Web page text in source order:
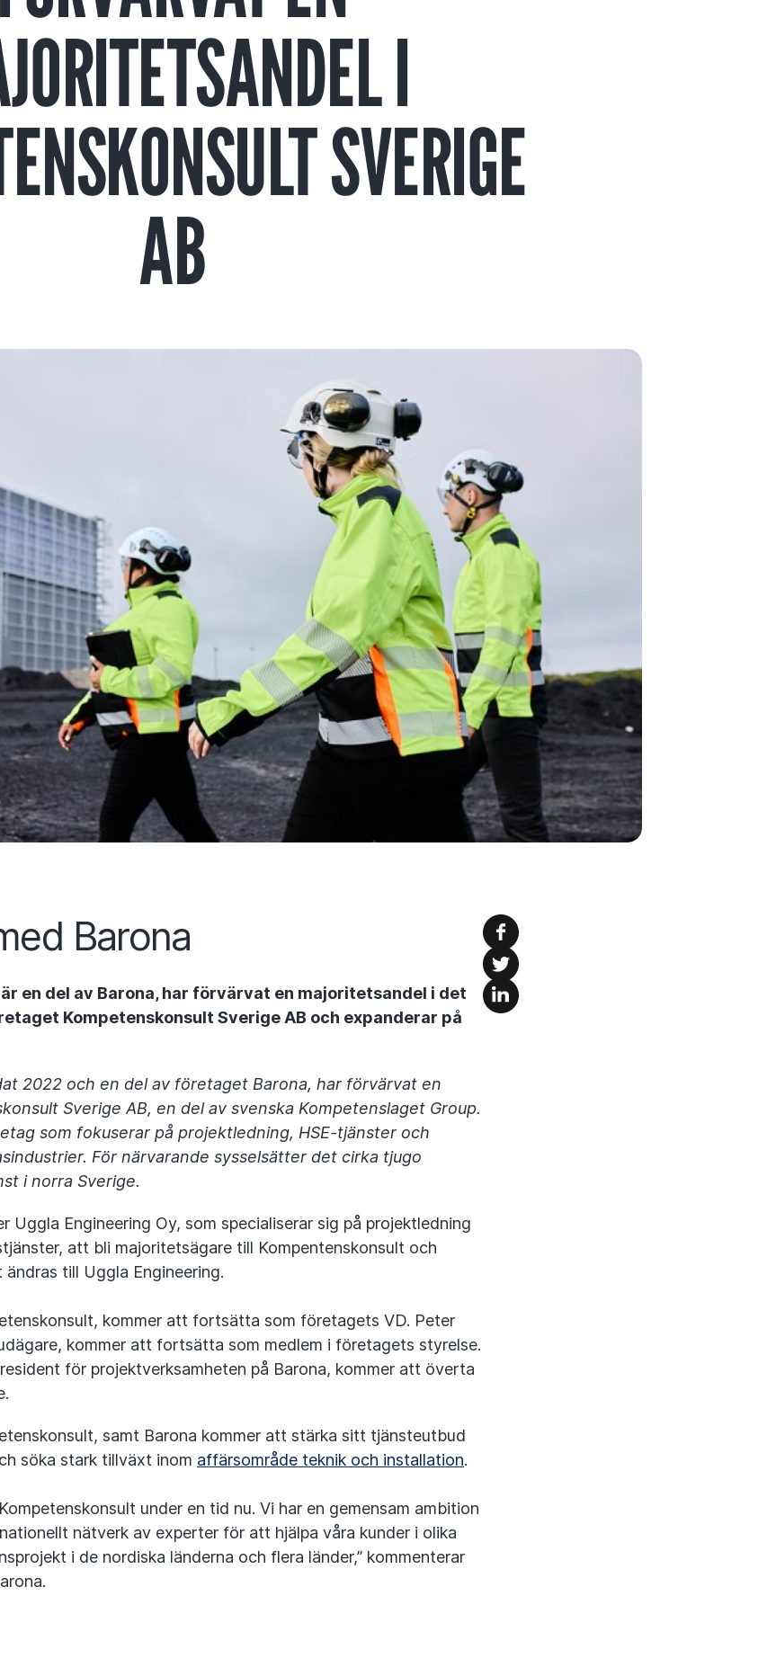
I
SVERIGE
AB
Barona
en del av Barona, har förvärvat en majoritetsandel i det
Kompetenskonsult Sverige AB och expanderar på
2022 och en del av företaget Barona, har förvärvat en
Sverige AB, en del av svenska Kompetenslaget Group.
som fokuserar på projektledning, HSE-tjänster och
För närvarande sysselsätter det cirka tjugo
i norra Sverige.
Uggla Engineering Oy, som specialiserar sig på projektledning
att bli majoritetsägare till Kompentenskonsult och
till Uggla Engineering.
kommer att fortsätta som företagets VD. Peter
kommer att fortsätta som medlem i företagets styrelse.
för projektverksamheten på Barona, kommer att överta
samt Barona kommer att stärka sitt tjänsteutbud
söka stark tillväxt inom affärsområde teknik och installation.
under en tid nu. Vi har en gemensam ambition
nätverk av experter för att hjälpa våra kunder i olika
i de nordiska länderna och flera länder,” kommenterar